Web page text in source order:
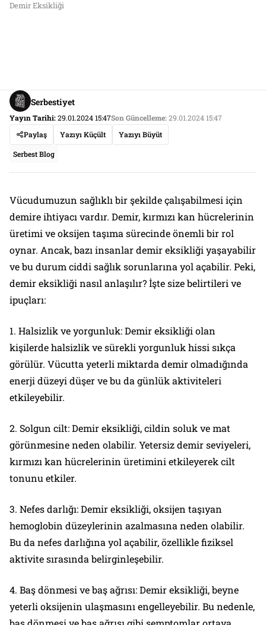
Demir Eksikliği
Serbestiyet
Yayın Tarihi:29.01.2024 15:47Son Güncelleme:29.01.2024 15:47
Paylaş
Yazıyı Küçült Yazıyı Büyüt
Serbest Blog
Vücudumuzun sağlıklı bir şekilde çalışabilmesi için
demire ihtiyacı vardır. Demir, kırmızı kan hücrelerinin
üretimi ve oksijen taşıma sürecinde önemli bir rol
oynar. Ancak, bazı insanlar demir eksikliği yaşayabilir
ve bu durum ciddi sağlık sorunlarına yol açabilir. Peki,
demir eksikliği nasıl anlaşılır? İşte size belirtileri ve
ipuçları:
1. Halsizlik ve yorgunluk: Demir eksikliği olan
kişilerde halsizlik ve sürekli yorgunluk hissi sıkça
görülür. Vücutta yeterli miktarda demir olmadığında
enerji düzeyi düşer ve bu da günlük aktiviteleri
etkileyebilir.
2. Solgun cilt: Demir eksikliği, cildin soluk ve mat
görünmesine neden olabilir. Yetersiz demir seviyeleri,
kırmızı kan hücrelerinin üretimini etkileyerek cilt
tonunu etkiler.
3. Nefes darlığı: Demir eksikliği, oksijen taşıyan
hemoglobin düzeylerinin azalmasına neden olabilir.
Bu da nefes darlığına yol açabilir, özellikle fiziksel
aktivite sırasında belirginleşebilir.
4. Baş dönmesi ve baş ağrısı: Demir eksikliği, beyne
yeterli oksijenin ulaşmasını engelleyebilir. Bu nedenle,